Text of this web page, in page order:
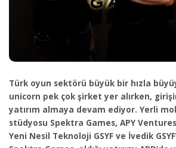
Türk oyun sektörü büyük bir hızla
unicorn pek çok şirket yer alırken,
yatırım almaya devam ediyor. Yerli
stüdyosu Spektra Games, APY
Yeni Nesil Teknoloji GSYF ve İvedik